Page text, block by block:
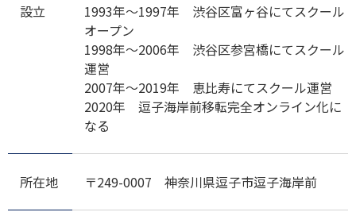
設立
1993年～1997年 渋谷区富ヶ谷にてスクール
オープン
1998年～2006年 渋谷区参宮橋にてスクール
運営
2007年～2019年 恵比寿にてスクール運営
2020年 逗子海岸前移転完全オンライン化に
なる
所在地 〒249-0007 神奈川県逗子市逗子海岸前